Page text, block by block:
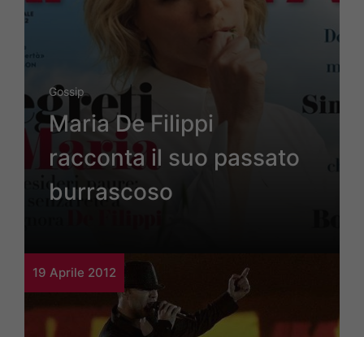
Gossip
Maria De Filippi
racconta il suo passato
burrascoso
19 Aprile 2012